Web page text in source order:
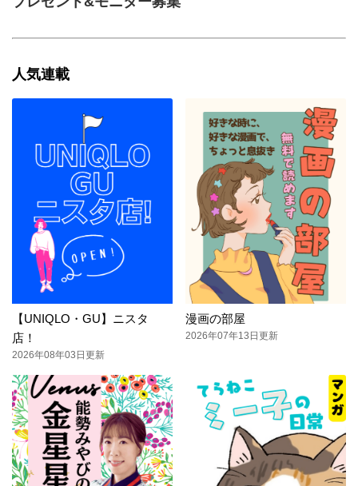
人気連載
【UNIQLO・GU】ニスタ
店！
2026年08年03日更新
漫画の部屋
2026年07年13日更新